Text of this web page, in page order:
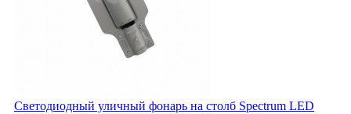
Светодиодный уличный фонарь на столб Spectrum LED